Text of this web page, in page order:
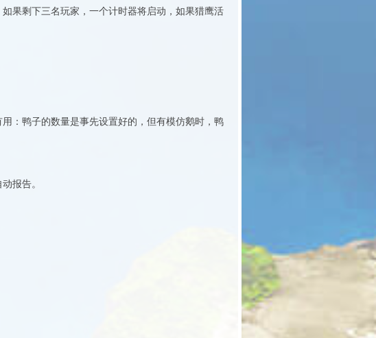
果剩下三名玩家，一个计时器将启动，如果猎鹰活
：鸭子的数量是事先设置好的，但有模仿鹅时，鸭
报告。